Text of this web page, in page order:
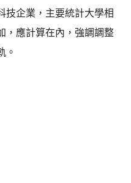
技企業，主要統計大學相
，應計算在內，強調調整
。